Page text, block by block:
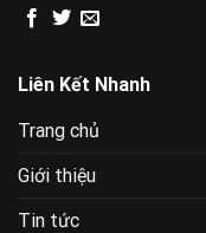
Liên Kết Nhanh
Trang chủ
Giới thiệu
Tin tức